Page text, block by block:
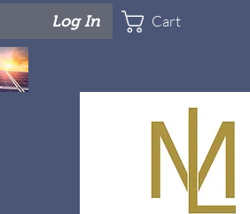
Log In Cart